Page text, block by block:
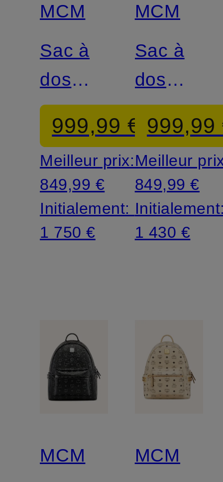
MCM
Sac à
dos
DIAMOND
3D999,99 €
Meilleur prix:
849,99 €
Initialement:
1 750 €
MCM
Sac à
dos
STARK
SMALL
999,99
Meilleur
849,99 €
1 430 €
MCM MCM